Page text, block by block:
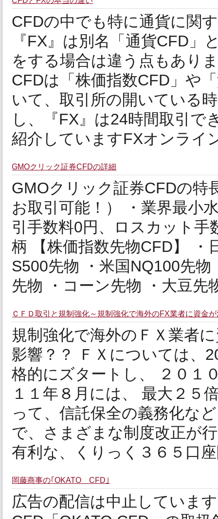
CFDの中でも特に通貨に関
『FX』は別名「通貨CFD
をする場合は違う点もあり
CFDは「株価指数CFD」や
いて、取引所の開いている
し、『FX』は24時間取引で
紹介していますFXオンライ
GMOクリック証券CFDの詳細
GMOクリック証券CFDの特
お取引可能！） ・業界最小
引手数料0円、ロスカット
柄 【株価指数先物CFD】 ・
S500先物 ・米国NQ100先
先物 ・コーン先物 ・大豆先
ＣＦＤ取引と規制強化～規制強化で海外のFX業者に資金
規制強化で海外のＦＸ業者
影響？？ ＦＸについては、
格的にズタートし、 ２０１
１１年８月には、 最大２５
って、信託保全の義務化な
で、さまざまな制度改正が
有利な、くりっく３６５口
岡藤商事の｢OKATO CFD｣
広告の配信は中止していま